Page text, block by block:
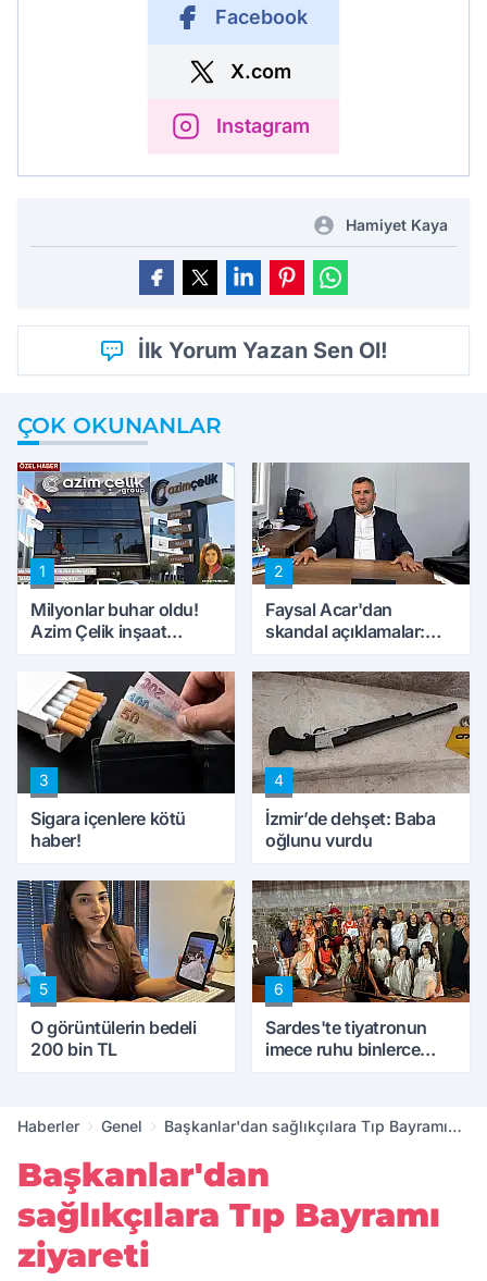
Facebook
X.com
Instagram
Hamiyet Kaya
İlk Yorum Yazan Sen Ol!
ÇOK OKUNANLAR
1
Milyonlar buhar oldu!
Azim Çelik inşaat
konuştu
2
Faysal Acar'dan
skandal açıklamalar:
peynircilerimizi de
kıskaca aldı, müdahale
ettik'
3
Sigara içenlere kötü
haber!
4
İzmir’de dehşet: Baba
oğlunu vurdu
5
O görüntülerin bedeli
200 bin TL
6
Sardes'te tiyatronun
imece ruhu binlerce
Haberler Genel
Başkanlar'dan sağlıkçılara Tıp Bayramı
Başkanlar'dan
sağlıkçılara Tıp Bayramı
ziyareti